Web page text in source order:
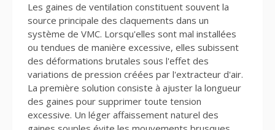
Les gaines de ventilation constituent souvent la
source principale des claquements dans un
système de VMC. Lorsqu'elles sont mal installées
ou tendues de manière excessive, elles subissent
des déformations brutales sous l'effet des
variations de pression créées par l'extracteur d'air.
La première solution consiste à ajuster la longueur
des gaines pour supprimer toute tension
excessive. Un léger affaissement naturel des